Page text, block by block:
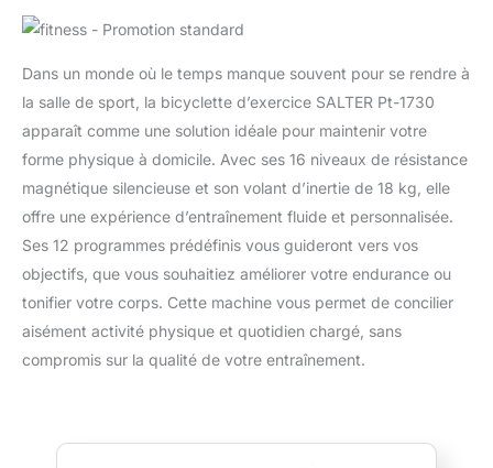
Dans un monde où le temps manque souvent pour se rendre à
la salle de sport, la bicyclette d’exercice SALTER Pt-1730
apparaît comme une solution idéale pour maintenir votre
forme physique à domicile. Avec ses 16 niveaux de résistance
magnétique silencieuse et son volant d’inertie de 18 kg, elle
offre une expérience d’entraînement fluide et personnalisée.
Ses 12 programmes prédéfinis vous guideront vers vos
objectifs, que vous souhaitiez améliorer votre endurance ou
tonifier votre corps. Cette machine vous permet de concilier
aisément activité physique et quotidien chargé, sans
compromis sur la qualité de votre entraînement.